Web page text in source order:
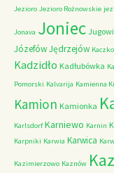
Jezioro Jezioro Rożnowskie
Jonava Joniec
JózefówJędrzejów
Kadzidło Kadłubówka
Pomorski Kalvarija Kamienna
Kamion Kamionka
Karlsdorf Karniewo Karnin
Karpniki Karwia Karwica
Kazimierzowo Kaznów